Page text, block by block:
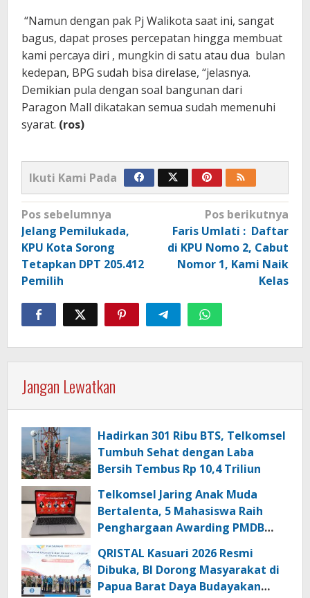
“Namun dengan pak Pj Walikota saat ini, sangat
bagus, dapat proses percepatan hingga membuat
kami percaya diri , mungkin di satu atau dua bulan
kedepan, BPG sudah bisa direlase, “jelasnya.
Demikian pula dengan soal bangunan dari
Paragon Mall dikatakan semua sudah memenuhi
syarat. (ros)
Ikuti Kami Pada
Navigasi
pos
Pos sebelumnya
Jelang Pemilukada,
KPU Kota Sorong
Tetapkan DPT 205.412
Pemilih
Pos berikutnya
Faris Umlati : Daftar
di KPU Nomo 2, Cabut
Nomor 1, Kami Naik
Kelas
Jangan Lewatkan
Hadirkan 301 Ribu BTS, Telkomsel
Tumbuh Sehat dengan Laba
Bersih Tembus Rp 10,4 Triliun
Telkomsel Jaring Anak Muda
Bertalenta, 5 Mahasiswa Raih
Penghargaan Awarding PMDB
QRISTAL Kasuari 2026 Resmi
Dibuka, BI Dorong Masyarakat di
Papua Barat Daya Budayakan